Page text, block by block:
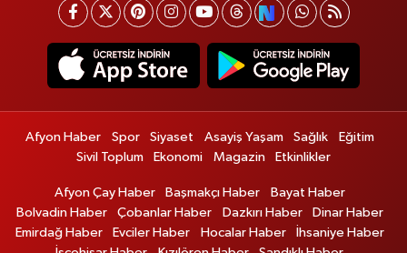
Afyon Haber Spor Siyaset Asayiş Yaşam Sağlık
Eğitim
Sivil Toplum
Ekonomi Magazin Etkinlikler
Afyon Çay Haber Başmakçı Haber
Bayat Haber
Bolvadin Haber
Çobanlar Haber Dazkırı Haber
Dinar Haber
Emirdağ Haber
Evciler Haber Hocalar Haber
İhsaniye Haber